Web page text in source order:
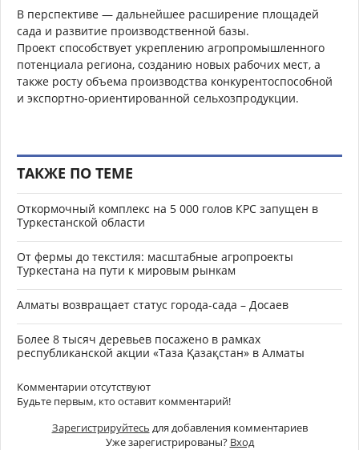
В перспективе — дальнейшее расширение площадей
сада и развитие производственной базы.
Проект способствует укреплению агропромышленного
потенциала региона, созданию новых рабочих мест, а
также росту объема производства конкурентоспособной
и экспортно-ориентированной сельхозпродукции.
ТАКЖЕ ПО ТЕМЕ
Откормочный комплекс на 5 000 голов КРС запущен в
Туркестанской области
От фермы до текстиля: масштабные агропроекты
Туркестана на пути к мировым рынкам
Алматы возвращает статус города-сада – Досаев
Более 8 тысяч деревьев посажено в рамках
республиканской акции «Таза Қазақстан» в Алматы
Комментарии отсутствуют
Будьте первым, кто оставит комментарий!
Зарегистрируйтесь для добавления комментариев
Уже зарегистрированы? Вход